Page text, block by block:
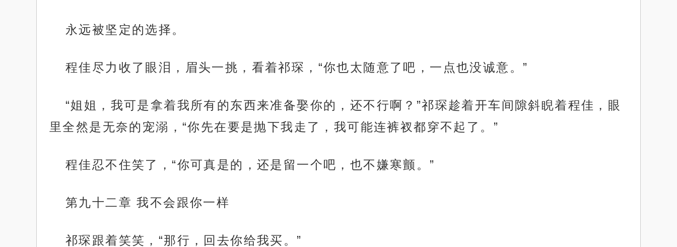
永远被坚定的选择。
程佳尽力收了眼泪，眉头一挑，看着祁琛，“你也太随意了吧，一点也没诚意。”
“姐姐，我可是拿着我所有的东西来准备娶你的，还不行啊？”祁琛趁着开车间隙斜睨着程佳，眼
里全然是无奈的宠溺，“你先在要是抛下我走了，我可能连裤衩都穿不起了。”
程佳忍不住笑了，“你可真是的，还是留一个吧，也不嫌寒颤。”
第九十二章 我不会跟你一样
祁琛跟着笑笑，“那行，回去你给我买。”